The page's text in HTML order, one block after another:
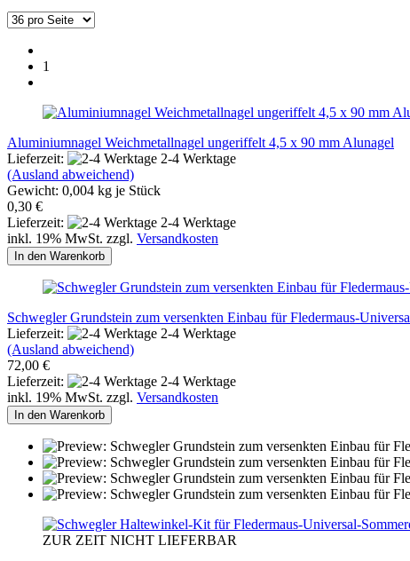
1
Aluminiumnagel Weichmetallnagel ungeriffelt 4,5 x 90 mm Alunagel
Lieferzeit:
2-4 Werktage
(Ausland abweichend)
Gewicht: 0,004 kg je Stück
0,30 €
Lieferzeit:
2-4 Werktage
inkl. 19% MwSt. zzgl. Versandkosten
In den Warenkorb
Schwegler Grundstein zum versenkten Einbau für Fledermaus-
Lieferzeit:
2-4 Werktage
(Ausland abweichend)
72,00 €
Lieferzeit:
2-4 Werktage
inkl. 19% MwSt. zzgl. Versandkosten
In den Warenkorb
ZUR ZEIT NICHT LIEFERBAR